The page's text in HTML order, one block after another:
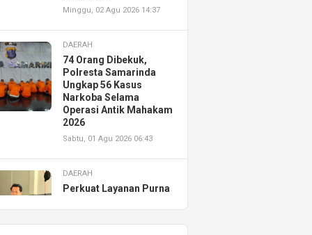
Minggu, 02 Agu 2026 14:37
DAERAH
74 Orang Dibekuk,
Polresta Samarinda
Ungkap 56 Kasus
Narkoba Selama
Operasi Antik Mahakam
2026
Sabtu, 01 Agu 2026 06:43
DAERAH
Perkuat Layanan Purna
Resmikan AHASS